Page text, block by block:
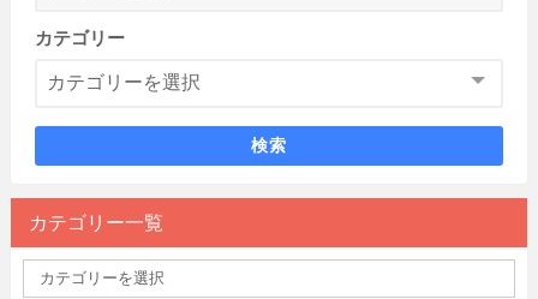
カテゴリー
検索
カテゴリー一覧